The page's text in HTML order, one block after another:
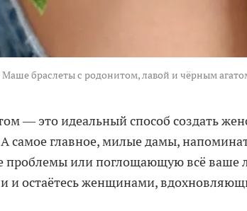
браслеты с родонитом, лавой и чёрным
— это идеальный способ создать
самое главное, милые дамы,
проблемы или поглощающую всё ваше
и остаётесь женщинами,